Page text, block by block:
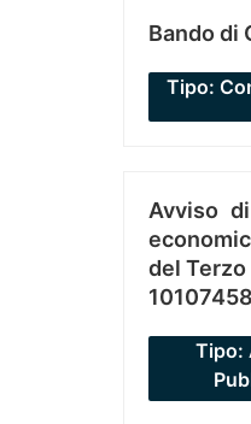
Bando di
Tipo:
Avviso
del Terzo
Tipo: